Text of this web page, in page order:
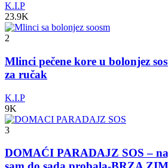
K.I.P
23.9K
2
Mlinci pečene kore u bolonjez
za ručak
K.I.P
9K
3
DOMAĆI PARADAJZ SOS –